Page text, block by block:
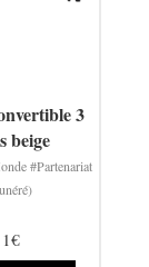
3
beige
#Partenariat